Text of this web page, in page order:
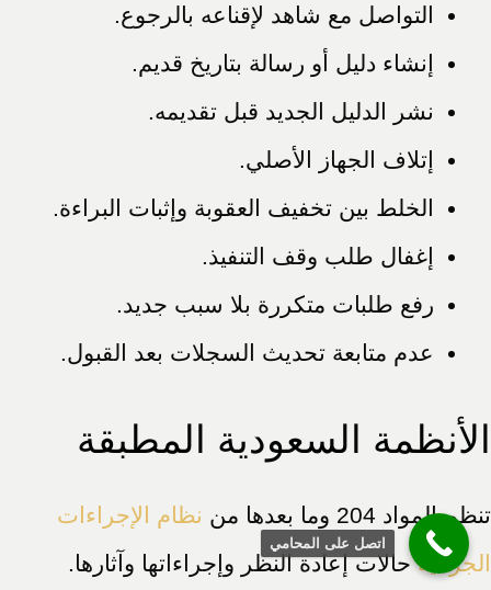
التواصل مع شاهد لإقناعه بالرجوع.
إنشاء دليل أو رسالة بتاريخ قديم.
نشر الدليل الجديد قبل تقديمه.
إتلاف الجهاز الأصلي.
الخلط بين تخفيف العقوبة وإثبات البراءة.
إغفال طلب وقف التنفيذ.
رفع طلبات متكررة بلا سبب جديد.
عدم متابعة تحديث السجلات بعد القبول.
الأنظمة السعودية المطبقة
تنظم المواد 204 وما بعدها من
نظام الإجراءات
الجزائيةحالات إعادة النظر وإجراءاتها وآثارها.
اتصل على المحامي